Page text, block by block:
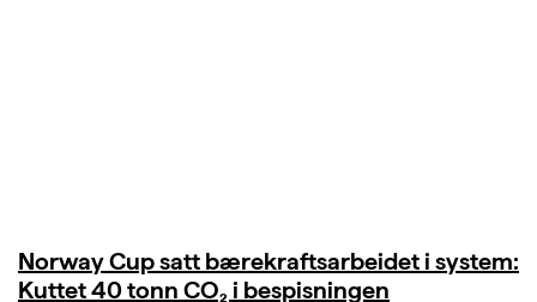
Norway Cup satt bærekraftsarbeidet i system:
Kuttet 40 tonn CO₂ i bespisningen